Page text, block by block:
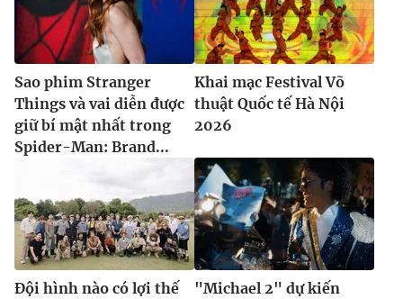
Sao phim Stranger
Things và vai diễn được
giữ bí mật nhất trong
Spider-Man: Brand...
Khai mạc Festival Võ
thuật Quốc tế Hà Nội
2026
Đội hình nào có lợi thế
"Michael 2" dự kiến